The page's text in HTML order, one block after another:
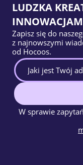
LUDZKA
Zapisz się do
z najnowszymi
od Hocoos.
W sprawie